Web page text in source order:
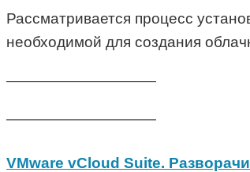
Рассматривается процесс
необходимой для создания
——————————
——————————
VMware vCloud Suite.